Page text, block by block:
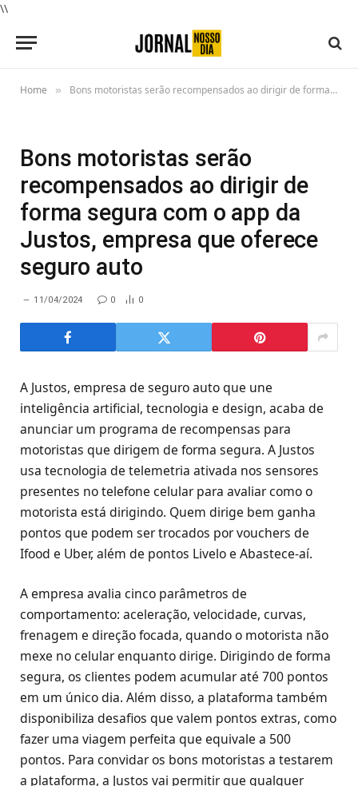
\\
Home » Bons motoristas serão recompensados ao dirigir de forma segura com o app da Justos, empresa que oferece seguro auto
Bons motoristas serão
recompensados ao dirigir de
forma segura com o app da
Justos, empresa que oferece
seguro auto
11/04/2024 0 0
A Justos, empresa de seguro auto que une
inteligência artificial, tecnologia e design, acaba de
anunciar um programa de recompensas para
motoristas que dirigem de forma segura. A Justos
usa tecnologia de telemetria ativada nos sensores
presentes no telefone celular para avaliar como o
motorista está dirigindo. Quem dirige bem ganha
pontos que podem ser trocados por vouchers de
Ifood e Uber, além de pontos Livelo e Abastece-aí.
A empresa avalia cinco parâmetros de
comportamento: aceleração, velocidade, curvas,
frenagem e direção focada, quando o motorista não
mexe no celular enquanto dirige. Dirigindo de forma
segura, os clientes podem acumular até 700 pontos
em um único dia. Além disso, a plataforma também
disponibiliza desafios que valem pontos extras, como
fazer uma viagem perfeita que equivale a 500
pontos. Para convidar os bons motoristas a testarem
a plataforma, a Justos vai permitir que qualquer